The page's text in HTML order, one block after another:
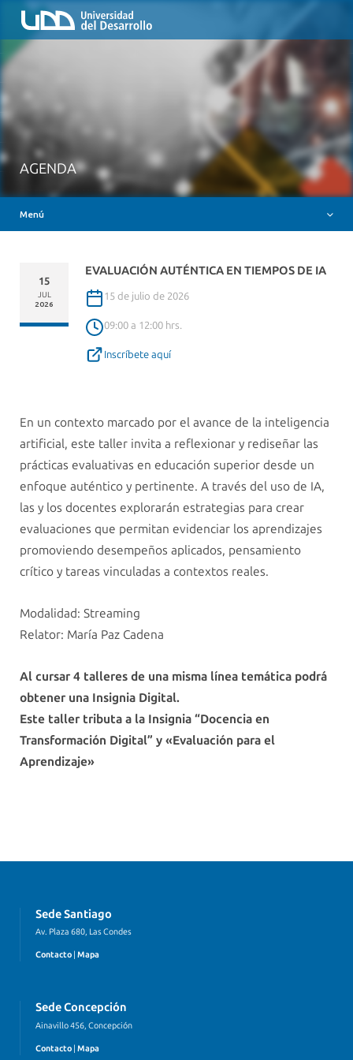
AGENDA
Menú
Inicio
QUIÉNES SOMOS
MESA AYUDA CANVAS
INSIGNIAS DIGITALES
EVALUACIÓN AUTÉNTICA EN TIEMPOS DE IA
15 de julio de 2026
09:00 a 12:00 hrs.
Inscríbete aquí
15
JUL
2026
En un contexto marcado por el avance de la inteligencia
artificial, este taller invita a reflexionar y rediseñar las
prácticas evaluativas en educación superior desde un
enfoque auténtico y pertinente. A través del uso de IA,
las y los docentes explorarán estrategias para crear
evaluaciones que permitan evidenciar los aprendizajes
promoviendo desempeños aplicados, pensamiento
crítico y tareas vinculadas a contextos reales.
Modalidad: Streaming
Relator: María Paz Cadena
Al cursar 4 talleres de una misma línea temática podrá
obtener una Insignia Digital.
Este taller tributa a la Insignia “Docencia en
Transformación Digital” y «Evaluación para el
Aprendizaje»
Sede Santiago
Av. Plaza 680, Las Condes
Contacto Mapa
Sede Concepción
Ainavillo 456, Concepción
Contacto Mapa